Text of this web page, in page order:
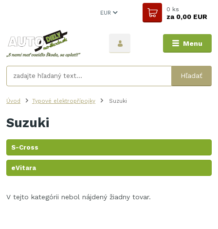
Menu
EUR
Hľadať
0 ks
za0,00 EUR
Úvod Typové elektropřípojky Suzuki
Suzuki
S-Cross
eVitara
V tejto kategórii nebol nájdený žiadny tovar.